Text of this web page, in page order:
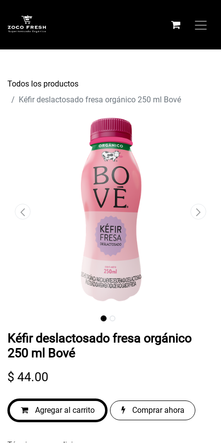
Todos los productos
Kéfir deslactosado fresa orgánico 250 ml Bové
Kéfir deslactosado fresa orgánico
250 ml Bové
$ 44.00
Agregar al carrito Comprar ahora